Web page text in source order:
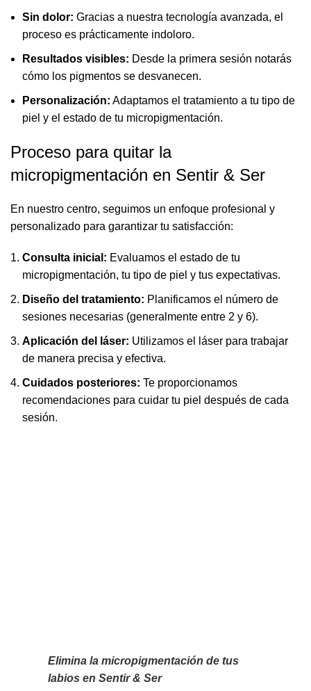
Sin dolor: Gracias a nuestra tecnología avanzada, el
proceso es prácticamente indoloro.
Resultados visibles: Desde la primera sesión notarás
cómo los pigmentos se desvanecen.
Personalización: Adaptamos el tratamiento a tu tipo de
piel y el estado de tu micropigmentación.
Proceso para quitar la
micropigmentación en Sentir & Ser
En nuestro centro, seguimos un enfoque profesional y
personalizado para garantizar tu satisfacción:
Consulta inicial: Evaluamos el estado de tu
micropigmentación, tu tipo de piel y tus expectativas.
Diseño del tratamiento: Planificamos el número de
sesiones necesarias (generalmente entre 2 y 6).
Aplicación del láser: Utilizamos el láser para trabajar
de manera precisa y efectiva.
Cuidados posteriores: Te proporcionamos
recomendaciones para cuidar tu piel después de cada
sesión.
Elimina la micropigmentación de tus
labios en Sentir & Ser